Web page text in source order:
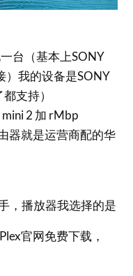
台（基本上SONY
）我的设备是SONY
支持）
2 加 rMbp
器就是运营商配的华
，播放器我选择的是
官网免费下载，